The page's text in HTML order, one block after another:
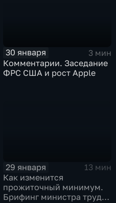
30 января
3 мин
Комментарии. Заседание
ФРС США и рост Apple
29 января
13 мин
Как изменится
прожиточный минимум.
Брифинг министра труда